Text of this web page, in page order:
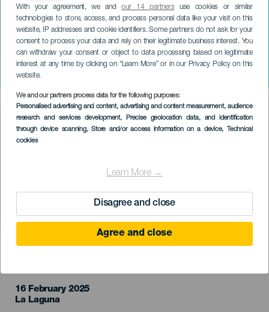
With your agreement, we andour 14 partnersuse cookies or similar
technologies to store, access, and process personal data like your visit on this
website, IP addresses and cookie identifiers. Some partners do not ask for your
consent to process your data and rely on their legitimate business interest. You
can withdraw your consent or object to data processing based on legitimate
interest at any time by clicking on “Learn More” or in our Privacy Policy on this
website.
We and our partners process data for the following purposes:
Personalised advertising and content, advertising and content measurement, audience
research and services development, Precise geolocation data, and identification
through device scanning, Store and/or access information on a device, Technical
cookies
Learn More →
Disagree and close
Agree and close
Sergio Bezos
TENERIFE
Imagen
Listado
16 February 2025
Localidad
La Laguna